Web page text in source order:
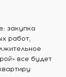
закупка
работ,
все будет